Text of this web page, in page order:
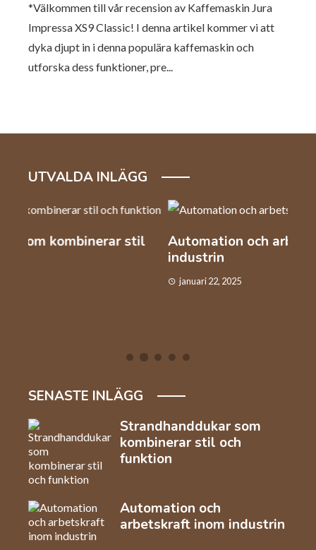
*Välkommen till vår recension av Kaffemaskin Jura
Impressa XS9 Classic! I denna artikel kommer vi att
dyka djupt in i denna populära kaffemaskin och
utforska dess funktioner, pre...
UTVALDA INLÄGG
Automation och arbetskraft inom
SENASTE INLÄGG
Strandhanddukar som
kombinerar stil och
funktion
Automation och
arbetskraft inom industrin